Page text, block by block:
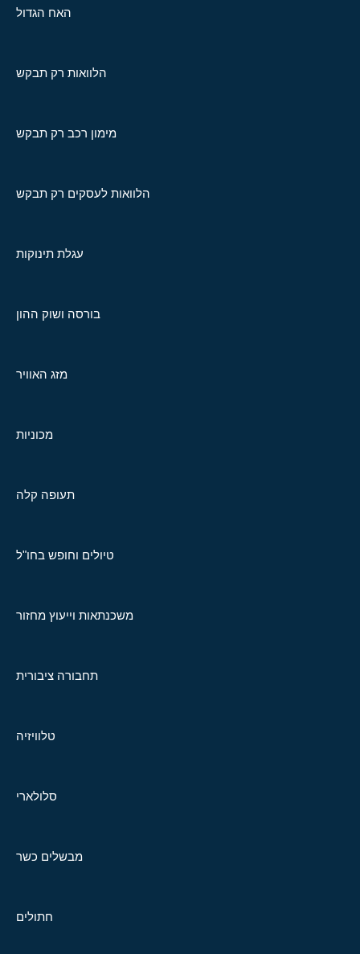
האח הגדול
הלוואות רק תבקש
מימון רכב רק תבקש
הלוואות לעסקים רק תבקש
עגלת תינוקות
בורסה ושוק ההון
מזג האוויר
מכוניות
תעופה קלה
טיולים וחופש בחו"ל
משכנתאות וייעוץ מחזור
תחבורה ציבורית
טלוויזיה
סלולארי
מבשלים כשר
חתולים